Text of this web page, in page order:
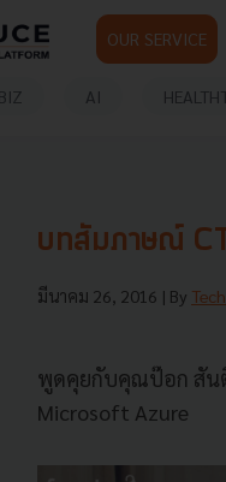
OUR SERVICE
AI
บทสัมภาษณ์
มีนาคม 26, 2016 | By
พูดคุยกับคุณป๊อก สัน
Microsoft Azure